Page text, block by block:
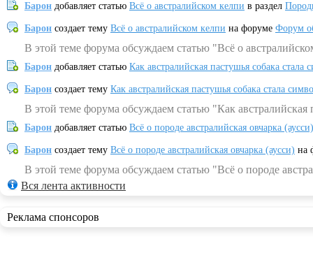
Барон добавляет статью Всё о австралийском келпи в раздел
Барон создает тему Всё о австралийском келпи на форуме Форум
В этой теме форума обсуждаем статью "Всё о
Барон добавляет статью Как австралийская пастушья собака
Барон создает тему Как австралийская пастушья собака стала
В этой теме форума обсуждаем статью "Как
Барон добавляет статью Всё о породе австралийская овчарка (аусси)
Барон создает тему Всё о породе австралийская овчарка (аусси) на
В этой теме форума обсуждаем статью "Всё о породе
Вся лента активности
Реклама спонсоров